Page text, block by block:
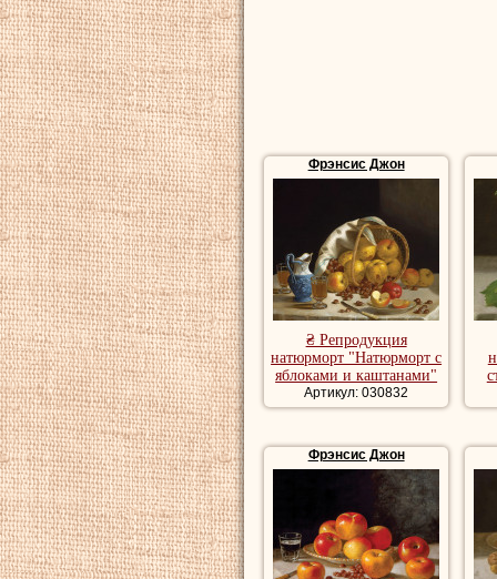
Фрэнсис Джон
₴ Репродукция
натюрморт "Натюрморт с
яблоками и каштанами"
Артикул: 030832
Фрэнсис Джон